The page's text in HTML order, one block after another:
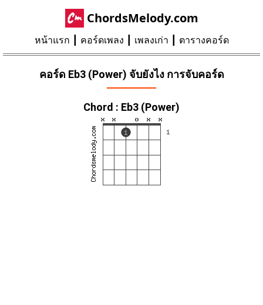
ChordsMelody.com
หน้าแรก คอร์ดเพลง เพลงเก่า ตารางคอร์ด
คอร์ด Eb3 (Power) จับยังไง การจับคอร์ด
Chord : Eb3 (Power)